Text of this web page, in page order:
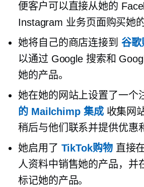
便客户可以直接从她的
Instagram 业务页面购买她
她将自己的商店连接到 谷歌
以通过 Google 搜索和
她的产品。
她在她的网站上设置了一个
的 Mailchimp 集成收集网
稍后与他们联系并提供优惠
她启用了 TikTok购物直接
人资料中销售她的产品，并
标记她的产品。